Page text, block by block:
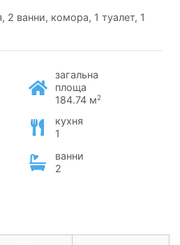
2 ванни, комора, 1 туалет, 1
загальна
площа
184.74 м2
кухня
1
ванни
2